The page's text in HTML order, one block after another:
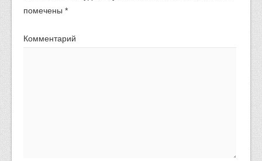
помечены *
Комментарий